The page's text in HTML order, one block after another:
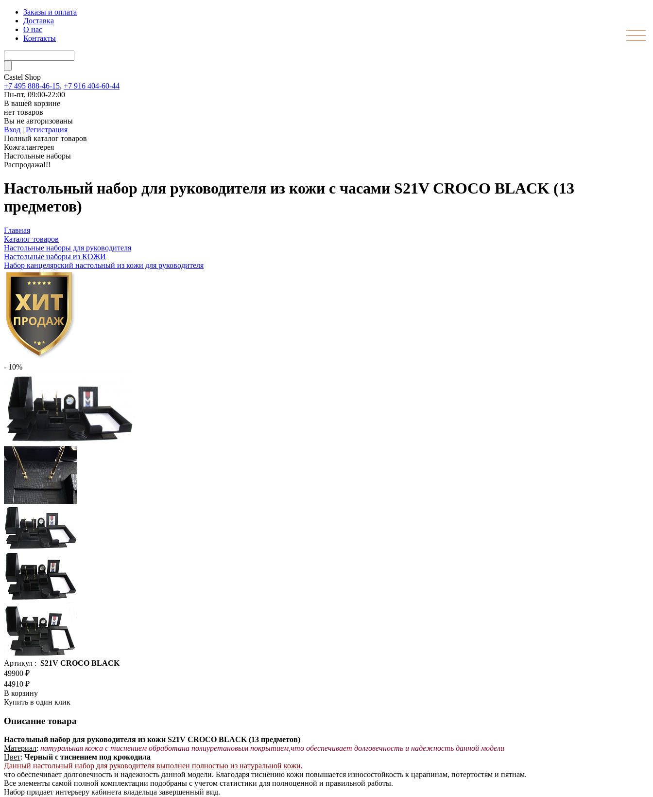
Заказы и оплата
Доставка
О нас
Контакты
Castel Shop
+7 495 888-46-15, +7 916 404-60-44
Пн-пт, 09:00-22:00
В вашей корзине
нет товаров
Вы не авторизованы
Вход | Регистрация
Полный каталог товаров
Кожгалантерея
Настольные наборы
Распродажа!!!
Настольный набор для руководителя из кожи с часами S21V CROCO BLACK (13
предметов)
Главная
Каталог товаров
Настольные наборы для руководителя
Настольные наборы из КОЖИ
Набор канцелярский настольный из кожи для руководителя
- 10%
Артикул : S21V CROCO BLACK
49900 ₽
44910 ₽
В корзину
Купить в один клик
Описание товара
Настольный набор для руководителя из кожи S21V CROCO BLACK (13 предметов)
Материал: натуральная кожа с тиснением обработана полиуретановым покрытием,что обеспечивает долговечность и надежность данной модели
Цвет: Черный с тиснением под крокодила
Данный настольный набор для руководителя выполнен полностью из натуральной кожи,
что обеспечивает долговечность и надежность данной модели. Благодаря тиснению кожи повышается износостойкость к царапинам, потертостям и пятнам.
Все элементы самой полной комплектации подобраны с учетом статистики для полноценной и правильной работы.
Набор придает интерьеру кабинета владельца завершенный вид.